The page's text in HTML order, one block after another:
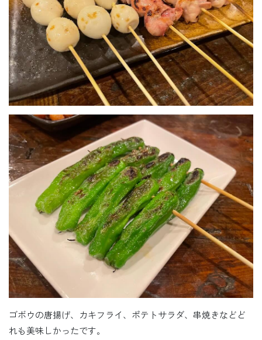
ゴボウの唐揚げ、カキフライ、ポテトサラダ、串焼きなどど
れも美味しかったです。